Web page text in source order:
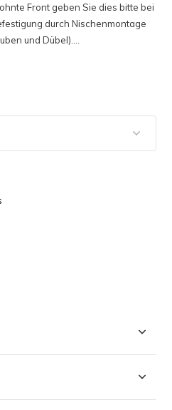
Front geben Sie dies bitte bei
durch Nischenmontage
und Dübel)....